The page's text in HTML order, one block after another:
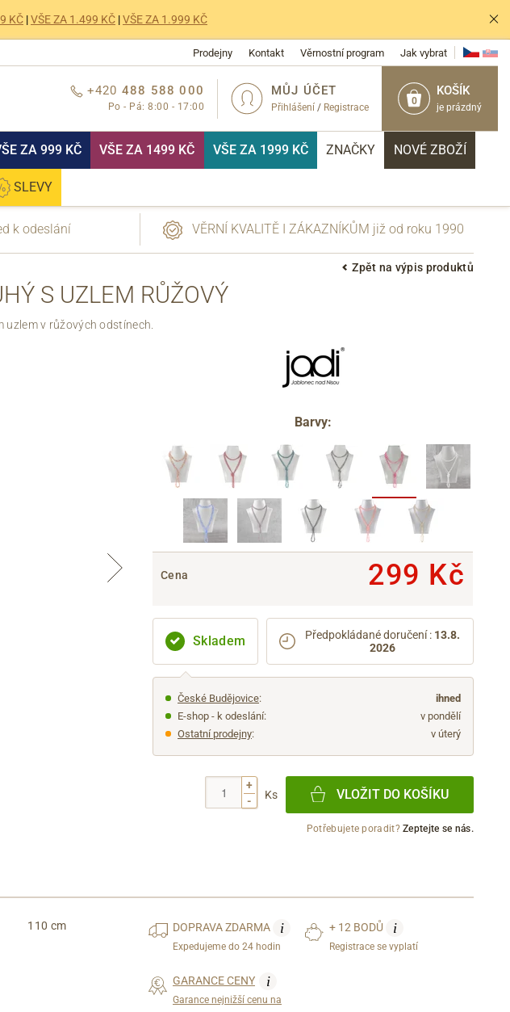
KČ |VŠE ZA 1.499 KČ |VŠE ZA 1.999 KČ
Prodejny Kontakt Věrnostní program Jak vybrat
0
KOŠÍK
je prázdný
MŮJ ÚČET
Přihlášení / Registrace
+420 488 588 000
Po - Pá: 8:00 - 17:00
ZA 999 KČ VŠE ZA 1499 KČ VŠE ZA 1999 KČ ZNAČKY NOVÉ ZBOŽÍ
SLEVY
k odeslání VĚRNÍ KVALITĚ I ZÁKAZNÍKŮM již od roku 1990
Zpět na výpis produktů
S UZLEM RŮŽOVÝ
v růžových odstínech.
Barvy:
Cena 299 Kč
Skladem Předpokládané doručení : 13.8.
2026
České Budějovice:
ihned
E-shop - k odeslání:
v pondělí
Ostatní prodejny: v úterý
+
-
Ks VLOŽIT DO KOŠÍKU
Potřebujete poradit?Zeptejte se nás.
110 cm DOPRAVAZDARMA i
Expedujeme do 24 hodin
+ 12 BODŮ i
Registrace se vyplatí
GARANCE CENY i
Garance nejnižší cenu na